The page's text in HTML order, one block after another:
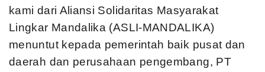
kami dari Aliansi Solidaritas Masyarakat
Lingkar Mandalika (ASLI-MANDALIKA)
menuntut kepada pemerintah baik pusat dan
daerah dan perusahaan pengembang, PT